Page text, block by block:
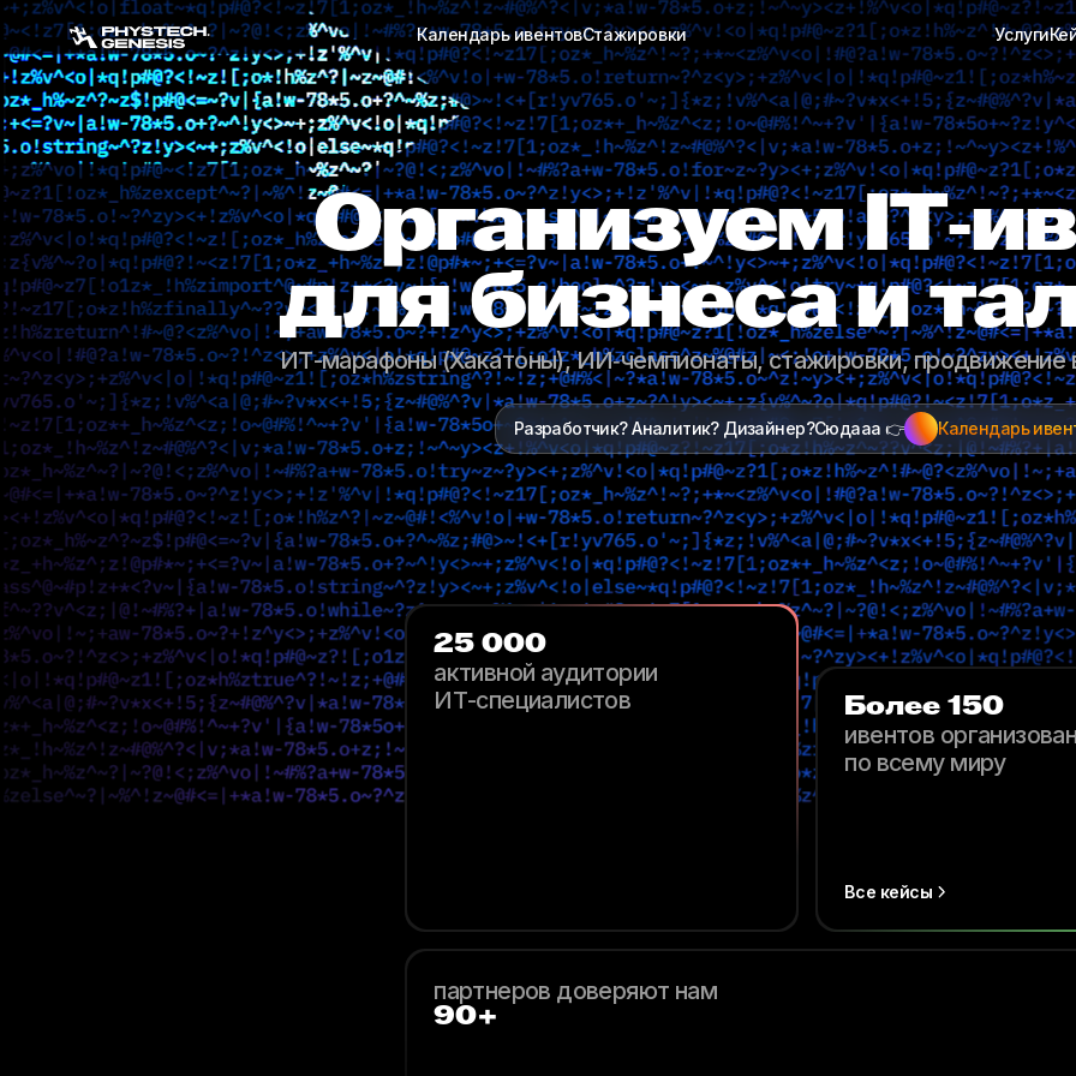
Календарь ивентовСтажировки Услуги
Организуем
для бизнеса и
ИТ-марафоны (Хакатоны), ИИ‑чемпионаты, стажировки, продвижение
Разработчик? Аналитик? Дизайнер?Сюдааа 👉 Календарь
25 000
активной аудитории
ИТ-специалистов
Более 150
ивентов
по всему миру
Все кейсы
партнеров доверяют нам
90+